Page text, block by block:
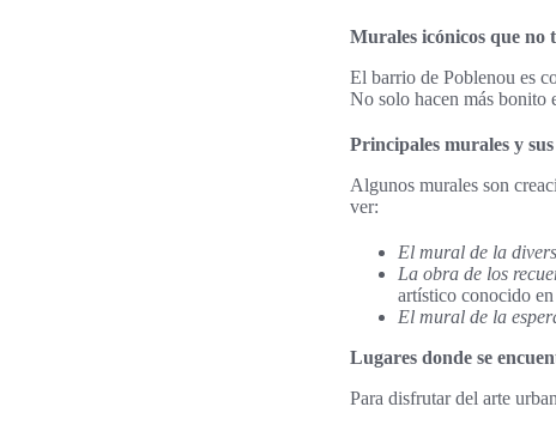
Murales icónicos que no
El barrio de Poblenou es
No solo hacen más bonito
Principales murales y
Algunos murales son
ver:
El mural de la
La obra de los
artístico conocido
El mural de la
Lugares donde se
Para disfrutar del arte